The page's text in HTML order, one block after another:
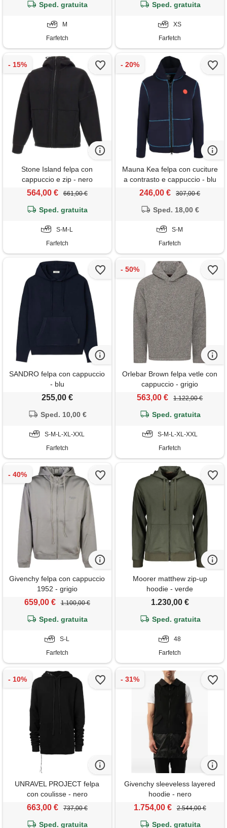
Sped. gratuita
M
Farfetch
Sped. gratuita
XS
Farfetch
Stone Island felpa con
cappuccio e zip - nero
564,00 € 661,00 €
Sped. gratuita
S-M-L
Farfetch
Mauna Kea felpa con cuciture
a contrasto e cappuccio - blu
246,00 € 307,00 €
Sped. 18,00 €
S-M
Farfetch
SANDRO felpa con cappuccio
- blu
255,00 €
Sped. 10,00 €
S-M-L-XL-XXL
Farfetch
Orlebar Brown felpa vetle con
cappuccio - grigio
563,00 € 1.122,00 €
Sped. gratuita
S-M-L-XL-XXL
Farfetch
Givenchy felpa con cappuccio
1952 - grigio
659,00 € 1.100,00 €
Sped. gratuita
S-L
Farfetch
Moorer matthew zip-up
hoodie - verde
1.230,00 €
Sped. gratuita
48
Farfetch
UNRAVEL PROJECT felpa
con coulisse - nero
663,00 € 737,00 €
Sped. gratuita
Givenchy sleeveless layered
hoodie - nero
1.754,00 € 2.544,00 €
Sped. gratuita